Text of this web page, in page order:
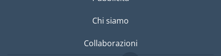
Chi siamo
Collaborazioni